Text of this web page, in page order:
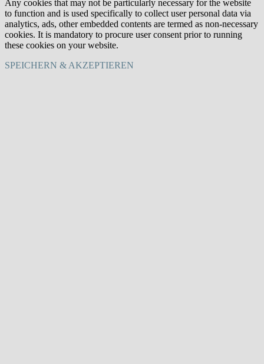
Any cookies that may not be particularly necessary for the website
to function and is used specifically to collect user personal data via
analytics, ads, other embedded contents are termed as non-necessary
cookies. It is mandatory to procure user consent prior to running
these cookies on your website.
SPEICHERN & AKZEPTIEREN